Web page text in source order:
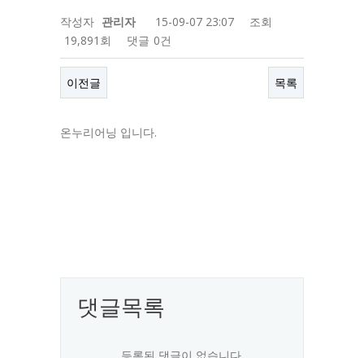
작성자 관리자 15-09-07 23:07
조회
19,891회
댓글 0건
이전글 목록
온누리어닝 입니다.
댓글목록